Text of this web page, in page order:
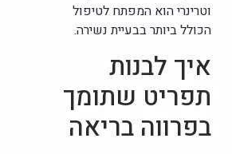
וטרינרי הוא המפתח לטיפול
הכולל ביותר בבעיית נשירה.
איך לבנות
תפריט שתומך
בפרווה בריאה